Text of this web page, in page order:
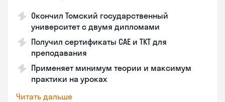
Окончил Томский государственный
университет с двумя дипломами
Получил сертификаты CAE и TKT для
преподавания
Применяет минимум теории и максимум
практики на уроках
Читать дальше